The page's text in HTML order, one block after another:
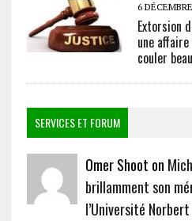
6
Extorsion
une
couler
SERVICES ET FORUM
Omer Shoot on
brillamment son
l’Université